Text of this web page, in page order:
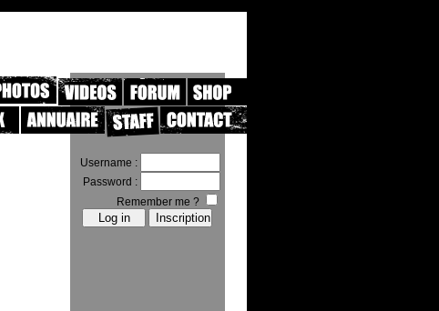
Username :
Password :
Remember me ?